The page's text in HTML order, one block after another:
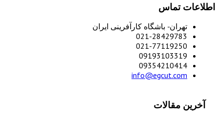
اطلاعات تماس
تهران- باشگاه کارآفرینی ایران
021-28429783
021-77119250
09193103319
09354210414
info@egcut.com
آخرین مقالات